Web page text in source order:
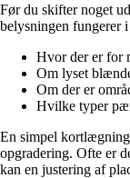
Før du skifter noget
belysningen fungerer
Hvor der er for
Om lyset
Om der er
Hvilke typer
En simpel
opgradering. Ofte er
kan en justering af